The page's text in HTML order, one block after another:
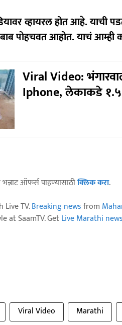
व्हायरल होत आहे. याची
पोहचवत आहोत. याचं आम्ही
Viral Video:
Iphone, लेकाकडे
ऑफर्स पाहण्यासाठीक्लिक करा.
Live TV.Breaking newsfrom
at SaamTV. GetLive Marathi news
Viral Video Marathi